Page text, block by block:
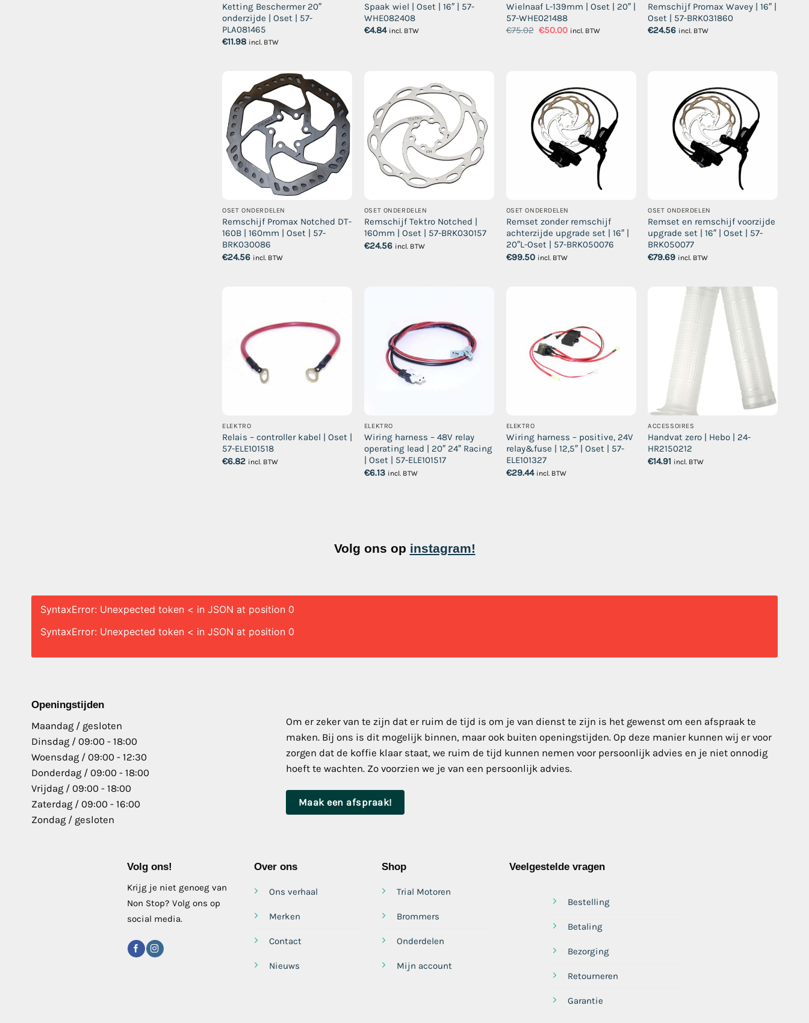
Ketting Beschermer 20″
onderzijde | Oset | 57-
PLA081465
€11.98 incl. BTW
Spaak wiel | Oset | 16″ | 57-
WHE082408
€4.84 incl. BTW
Wielnaaf L-139mm | Oset | 20″ |
57-WHE021488
€75.02 Oorspronkelijke
€50.00Huidige
incl. BTW
Remschijf Promax Wavey | 16″ |
Oset | 57-BRK031860
€24.56 incl. BTW
OSET ONDERDELEN
Remschijf Promax Notched DT-
160B | 160mm | Oset | 57-
BRK030086
€24.56 incl. BTW
OSET ONDERDELEN
Remschijf Tektro Notched |
160mm | Oset | 57-BRK030157
€24.56 incl. BTW
OSET ONDERDELEN
Remset zonder remschijf
achterzijde upgrade set | 16″ |
20″L-Oset | 57-BRK050076
€99.50 incl. BTW
OSET ONDERDELEN
Remset en remschijf voorzijde
upgrade set | 16″ | Oset | 57-
BRK050077
€79.69 incl. BTW
ELEKTRO
Relais – controller kabel | Oset |
57-ELE101518
€6.82 incl. BTW
ELEKTRO
Wiring harness – 48V relay
operating lead | 20″ 24″ Racing
| Oset | 57-ELE101517
€6.13 incl. BTW
ELEKTRO
Wiring harness – positive, 24V
relay&fuse | 12,5″ | Oset | 57-
ELE101327
€29.44 incl. BTW
ACCESSOIRES
Handvat zero | Hebo | 24-
HR2150212
€14.91 incl. BTW
Volg ons op instagram!
SyntaxError: Unexpected token < in JSON at position 0
SyntaxError: Unexpected token < in JSON at position 0
Openingstijden
Maandag / gesloten
Dinsdag / 09:00 - 18:00
Woensdag / 09:00 - 12:30
Donderdag / 09:00 - 18:00
Vrijdag / 09:00 - 18:00
Zaterdag / 09:00 - 16:00
Zondag / gesloten
Om er zeker van te zijn dat er ruim de tijd is om je van dienst te zijn is het gewenst om een afspraak te
maken. Bij ons is dit mogelijk binnen, maar ook buiten openingstijden. Op deze manier kunnen wij er voor
zorgen dat de koffie klaar staat, we ruim de tijd kunnen nemen voor persoonlijk advies en je niet onnodig
hoeft te wachten. Zo voorzien we je van een persoonlijk advies.
Maak een afspraak!
Volg ons!
Krijg je niet genoeg van
Non Stop? Volg ons op
social media.
Over ons
Ons verhaal
Merken
Contact
Nieuws
Shop
Trial Motoren
Brommers
Onderdelen
Mijn account
Veelgestelde vragen
Bestelling
Betaling
Bezorging
Retourneren
Garantie